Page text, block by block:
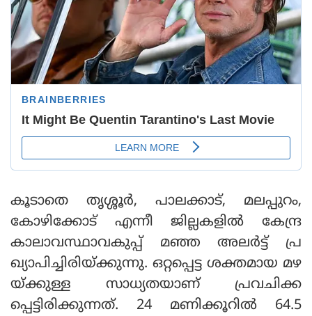
കൂടാതെ തൃശ്ശൂര്‍, പാലക്കാട്, മലപ്പുറം,
കോഴിക്കോട് എന്നീ ജില്ലകളില്‍ കേന്ദ്ര
കാലാവസ്ഥാവകുപ്പ് മഞ്ഞ അലര്‍ട്ട് പ്ര
ഖ്യാപിച്ചിരിയ്ക്കുന്നു. ഒറ്റപ്പെട്ട ശക്തമായ മഴ
യ്ക്കുള്ള സാധ്യതയാണ് പ്രവചിക്ക
പ്പെട്ടിരിക്കുന്നത്. 24 മണിക്കൂറില്‍ 64.5